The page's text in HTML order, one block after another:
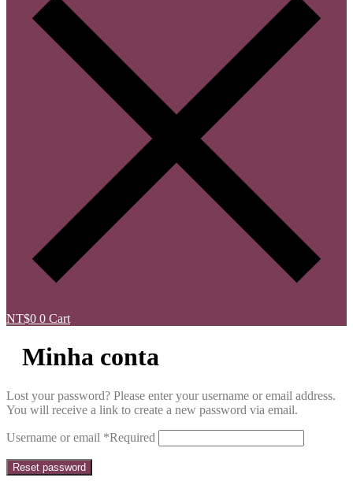
NT$0 0 Cart
Minha conta
Lost your password? Please enter your username or email address.
You will receive a link to create a new password via email.
Username or email *Required
Reset password